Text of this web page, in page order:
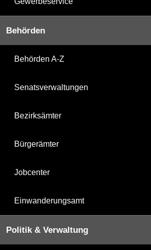
Behörden
Behörden A-Z
Senatsverwaltungen
Bezirksämter
Bürgerämter
Jobcenter
Einwanderungsamt
Politik & Verwaltung